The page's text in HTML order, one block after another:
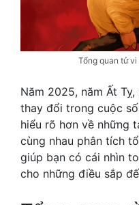
Tổng quan tử
Năm 2025, năm Ất
thay đổi trong cuộc
hiểu rõ hơn về những
cùng nhau phân tích
giúp bạn có cái nhìn
cho những điều sắp